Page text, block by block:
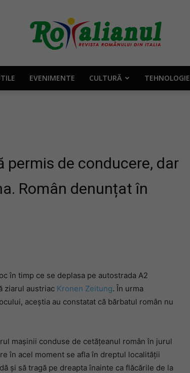
Rotalianul
românului
din
EVENIMENTE CULTURĂ TEHNOLOGIE
permis de conducere, dar
Român denunțat în
în timp ce se deplasa pe autostrada A2
ziarul austriac Kronen Zeitung. În urma
aceștia au constatat că bărbatul român nu
mașinii conduse de cetățeanul român în jurul
în acel moment se afla în dreptul localității
și să tragă pe dreapta înainte ca flăcările de la